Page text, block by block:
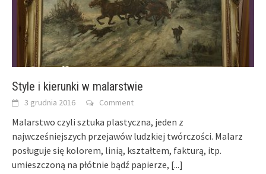
Style i kierunki w malarstwie
3 grudnia 2016 Comment
Malarstwo czyli sztuka plastyczna, jeden z
najwcześniejszych przejawów ludzkiej twórczości. Malarz
posługuje się kolorem, linią, kształtem, fakturą, itp.
umieszczoną na płótnie bądź papierze, [...]